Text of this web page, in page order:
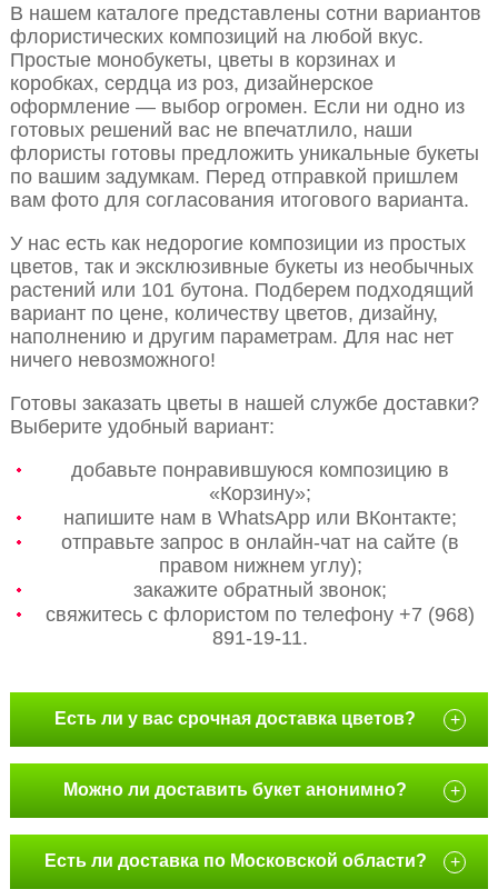
В нашем каталоге представлены сотни вариантов
флористических композиций на любой вкус.
Простые монобукеты, цветы в корзинах и
коробках, сердца из роз, дизайнерское
оформление — выбор огромен. Если ни одно из
готовых решений вас не впечатлило, наши
флористы готовы предложить уникальные букеты
по вашим задумкам. Перед отправкой пришлем
вам фото для согласования итогового варианта.
У нас есть как недорогие композиции из простых
цветов, так и эксклюзивные букеты из необычных
растений или 101 бутона. Подберем подходящий
вариант по цене, количеству цветов, дизайну,
наполнению и другим параметрам. Для нас нет
ничего невозможного!
Готовы заказать цветы в нашей службе доставки?
Выберите удобный вариант:
добавьте понравившуюся композицию в
«Корзину»;
напишите нам в WhatsApp или ВКонтакте;
отправьте запрос в онлайн-чат на сайте (в
правом нижнем углу);
закажите обратный звонок;
свяжитесь с флористом по телефону +7 (968)
891-19-11.
Есть ли у вас срочная доставка цветов? +
Можно ли доставить букет анонимно? +
Есть ли доставка по Московской области? +